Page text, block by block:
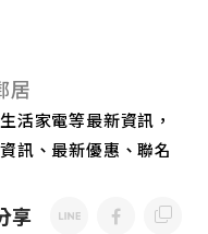
居
活家電等最新資訊，
訊、最新優惠、聯名
享